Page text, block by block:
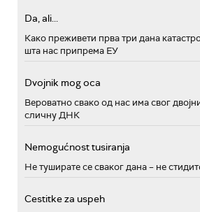
Da, ali...
Како преживети прва три дана
шта нас припрема ЕУ
Dvojnik mog oca
Вероватно свако од нас има свог
сличну ДНК
Nemogućnost tusiranja
Не туширате се сваког дана – не
Cestitke za uspeh